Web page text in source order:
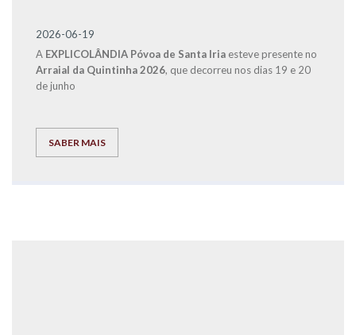
2026-06-19
A EXPLICOLÂNDIA Póvoa de Santa Iria esteve presente no
Arraial da Quintinha 2026, que decorreu nos dias 19 e 20
de junho
SABER MAIS